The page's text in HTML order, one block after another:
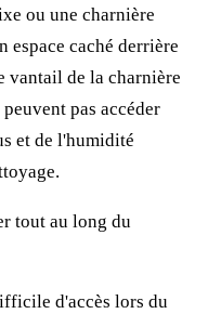
ou une charnière
espace caché derrière
vantail de la charnière
pas accéder
et de l'humidité
tout au long du
d'accès lors du